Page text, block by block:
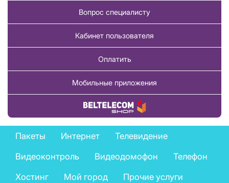
Вопрос специалисту
Кабинет пользователя
Оплатить
Мобильные приложения
Купить товар
Private
services
menu
Пакеты Интернет
Телевидение
Видеоконтроль
Видеодомофон
Телефон
Хостинг
Мой город
Прочие услуги